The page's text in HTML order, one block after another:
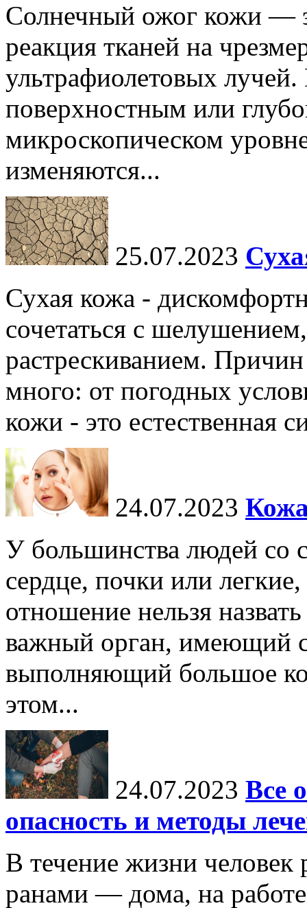
Солнечный ожог кожи —
реакция тканей на
ультрафиолетовых
поверхностным или
микроскопическом
изменяются...
25.07.2023
Сухая кожа -
сочетаться с
растрескиванием.
много: от погодных
кожи - это естественная
24.07.2023
У большинства людей со
сердце, почки или
отношение нельзя
важный орган, имеющий
выполняющий большое
этом...
24.07.2023 Все
опасность и методы
В течение жизни человек
ранами — дома, на